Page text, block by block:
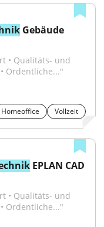
Gebäude
• Qualitäts- und
Ordentliche..."
Homeoffice Vollzeit
EPLAN CAD
• Qualitäts- und
Ordentliche..."